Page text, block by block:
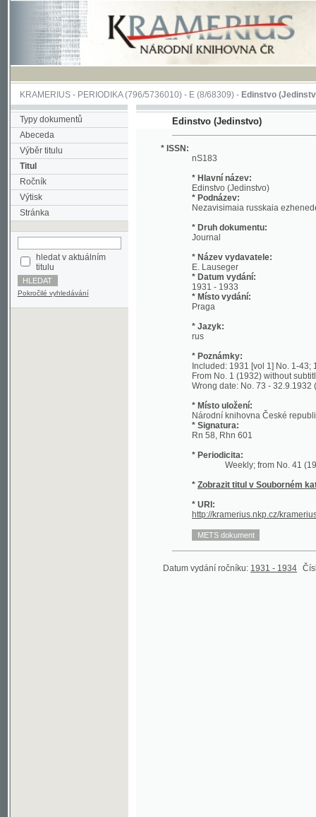
KRAMERIUS-PERIODIKA(796/5736010) -E(8/68309) -Edinstvo (Jedinstvo)(1/
Typy dokumentů
Abeceda
Výběr titulu
Titul
Ročník
Výtisk
Stránka
hledat v aktuálním
Pokročilé vyhledávání
Edinstvo (Jedinstvo)
nS183
* Hlavní název:
* Podnázev:
Nezavisimaia russkaia ezhenedelnaia
* Druh dokumentu:
* Název vydavatele:
E. Lauseger
* Datum vydání:
1931 - 1933
* Místo vydání:
Praga
* Jazyk:
* Poznámky:
Included: 1931 [vol 1] No. 1-43; 1932
From No. 1 (1932) without subtitle;
Wrong date: No. 73 - 32.9.1932
* Místo uložení:
Národní knihovna České republiky -
* Signatura:
* Periodicita:
Weekly; from No. 41 (1932)
Zobrazit titul v Souborném katalogu
http://kramerius.nkp.cz/kramerius/
Datum vydání ročníku:1931 - 1934 Číslo